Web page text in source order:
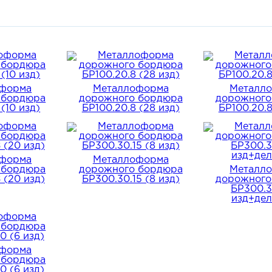
- бортовой рядовой;
и ширина в см.
конструкции, формы для бордюров могут быть
бетонных изделий:
(БЛ);
(БК);
уширением (БУП).
борта;
элементы;
вибраторы и вибродвигатели на 380 В (в комплекте
изд)
Металлоформа
дорожного бордюра
БР100.20.8 (28 изд)
(20 изд)
Металлоформа
дорожного бордюра
БР300.30.15 (8 изд)
(6 изд)